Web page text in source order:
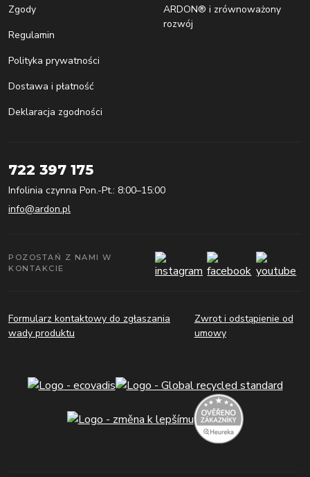
Zgody
Regulamin
Polityka prywatności
Dostawa i płatność
Deklaracja zgodności
ARDON® i zrównoważony
rozwój
722 397 175
Infolinia czynna Pon.-Pt.: 8:00–15:00
info@ardon.pl
POZOSTAŃ Z NAMI W
KONTAKCIE
Formularz kontaktowy do zgłaszania
wady produktu
Zwrot i odstąpienie od
umowy